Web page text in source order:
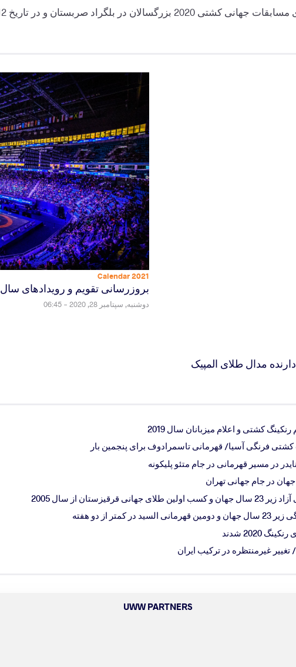
صربستان و در تاریخ 12 تا 20 دسامبر را تا
2021 Calendar
بروزرسانی تقویم و رویدادهای سال 2021
دوشنبه, سپتامبر 28, 2020 - 06:45
مدال طلای المپیک
کشتی و اعلام میزبانان سال 2019
فرنگی آسیا/ قهرمانی تاسمرادوف برای پنجمین بار
در مسیر قهرمانی در جام متئو پلیکونه
از سال 2005
از دو هفته
شدند
UWW PARTNERS